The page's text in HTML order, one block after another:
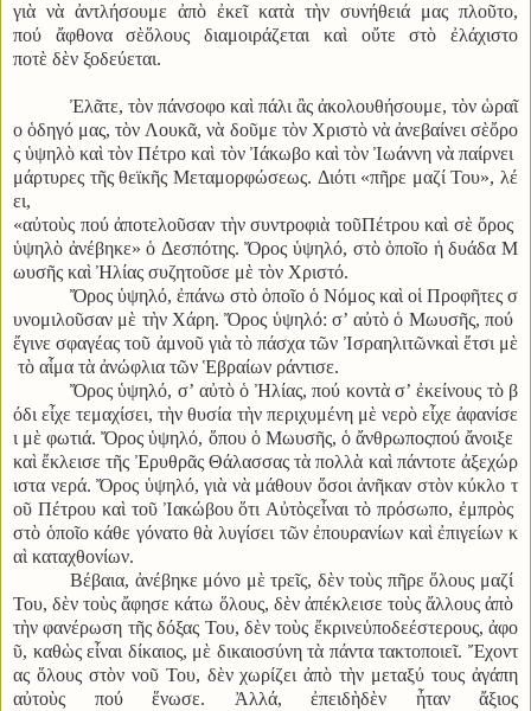
γιὰ νὰ ἀντλήσουμε ἀπὸ ἐκεῖ κατὰ τὴν συνήθειά μας πλοῦτο,
πού ἄφθονα σὲὅλους διαμοιράζεται καὶ οὔτε στὸ ἐλάχιστο
ποτὲ δὲν ξοδεύεται.
Ἐλᾶτε, τὸν πάνσοφο καὶ πάλι ἂς ἀκολουθήσουμε, τὸν ὡραῖ
ο ὁδηγό μας,τὸν Λουκᾶ,νὰ δοῦμε τὸν Χριστὸ νὰ ἀνεβαίνει σὲὄρο
ς ὑψηλὸ καὶ τὸν Πέτρο καὶ τὸν Ἰάκωβο καὶ τὸν Ἰωάννη νὰ παίρνει
μάρτυρες τῆς θεϊκῆς Μεταμορφώσεως. Διότι«πῆρε μαζί Του», λέ
ει,
«αὐτοὺς πού ἀποτελοῦσαν τὴν συντροφιὰ τοῦΠέτρου καὶ σὲ ὄρος
ὑψηλὸ ἀνέβηκε»ὁ Δεσπότης.Ὄρος ὑψηλό, στὸ ὁποῖο ἡ δυάδα Μ
ωυσῆς καὶ Ἠλίας συζητοῦσε μὲ τὸν Χριστό.
Ὄρος ὑψηλό, ἐπάνω στὸ ὁποῖο ὁ Νόμος καὶ οἱ Προφῆτες σ
υνομιλοῦσαν μὲ τὴν Χάρη.Ὄρος ὑψηλό: σ’αὐτὸ ὁ Μωυσῆς,πού
ἔγινε σφαγέας τοῦ ἀμνοῦ γιὰ τὸ πάσχα τῶν Ἰσραηλιτῶνκαὶ ἔτσι μὲ
τὸ αἷμα τὰ ἀνώφλια τῶν Ἑβραίων ράντισε.
Ὄρος ὑψηλό, σ’αὐτὸ ὁ Ἠλίας,πού κοντὰ σ’ἐκείνους τὸ β
όδι εἶχε τεμαχίσει,τὴν θυσία τὴν περιχυμένη μὲ νερὸ εἶχε ἀφανίσε
ι μὲ φωτιά.Ὄρος ὑψηλό, ὅπου ὁ Μωυσῆς, ὁ ἄνθρωποςπού ἄνοιξε
καὶ ἔκλεισε τῆς Ἐρυθρᾶς Θάλασσας τὰ πολλὰ καὶ πάντοτε ἀξεχώρ
ιστα νερά.Ὄρος ὑψηλό,γιὰ νὰ μάθουν ὅσοι ἀνῆκαν στὸν κύκλο τ
οῦ Πέτρου καὶ τοῦ Ἰακώβου ὅτι Αὐτὸςεἶναι τὸ πρόσωπο,ἐμπρὸς
στὸ ὁποῖο κάθε γόνατο θὰ λυγίσει τῶν ἐπουρανίων καὶ ἐπιγείων κ
αὶ καταχθονίων.
Βέβαια, ἀνέβηκε μόνο μὲ τρεῖς, δὲν τοὺς πῆρε ὅλους μαζί
Του,δὲν τοὺς ἄφησε κάτω ὅλους, δὲν ἀπέκλεισε τοὺς ἄλλους ἀπὸ
τὴν φανέρωση τῆς δόξας Του, δὲν τοὺς ἔκρινεὑποδεέστερους, ἀφο
ῦ, καθὼς εἶναι δίκαιος, μὲ δικαιοσύνη τὰ πάντα τακτοποιεῖ.Ἔχοντ
ας ὅλους στὸν νοῦ Του, δὲν χωρίζει ἀπὸ τὴν μεταξύ τους ἀγάπη
αὐτοὺς πού ἕνωσε. Ἀλλά, ἐπειδὴδὲν ἦταν ἄξιος